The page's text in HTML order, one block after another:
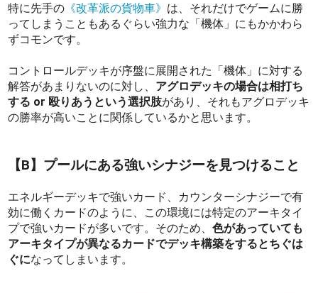
特に先手の 《改革派の貨物車》 は、それだけでゲームに勝
ってしまうこともあるぐらい強力な「機体」にもかかわら
ずコモンです。
コントロールデッキが序盤に展開された「機体」に対する
解答があまりないのに対し、 アグロデッキの場合は相打ち
する or 殴りあうという選択肢があり、それもアグロデッキ
の勝率が高いことに関係しているかと思います。
【B】プールにある強いシナジーを見つけること
エネルギーデッキで強いカード、カウンターシナジーで有
効に働くカードのように、この環境には特定のアーキタイ
プで強いカードが多いです。そのため、色があっていても
アーキタイプが異なるカードでデッキ構築をするとちぐは
ぐになってしまいます。